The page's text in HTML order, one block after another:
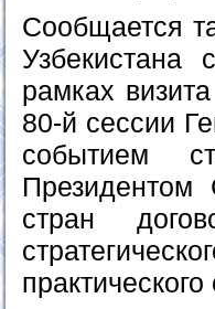
Сообщается
рамках
80-й сессии
событием
стран